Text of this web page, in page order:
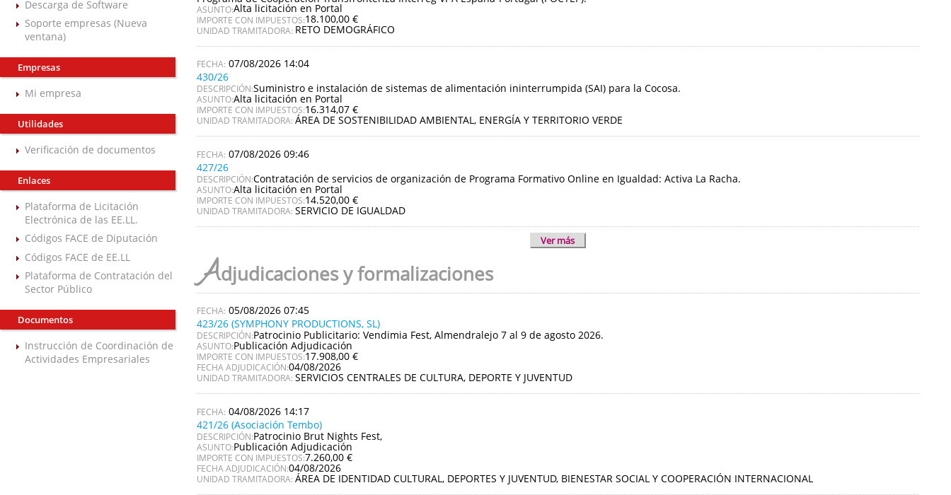
Descarga de Software
Soporte empresas (Nueva
ventana)
Empresas
Mi empresa
Utilidades
Verificación de documentos
Enlaces
Plataforma de Licitación
Electrónica de las EE.LL.
Códigos FACE de Diputación
Códigos FACE de EE.LL
Plataforma de Contratación del
Sector Público
Documentos
Instrucción de Coordinación de
Actividades Empresariales
ASUNTO:Alta licitación en Portal
IMPORTE CON IMPUESTOS:18.100,00 €
UNIDAD TRAMITADORA: RETO DEMOGRÁFICO
07/08/2026 14:04
430/26
DESCRIPCIÓN:Suministro e instalación de sistemas de alimentación ininterrumpida (SAI) para la Cocosa.
ASUNTO:Alta licitación en Portal
IMPORTE CON IMPUESTOS:16.314,07 €
UNIDAD TRAMITADORA: ÁREA DE SOSTENIBILIDAD AMBIENTAL, ENERGÍA Y TERRITORIO VERDE
07/08/2026 09:46
427/26
DESCRIPCIÓN:Contratación de servicios de organización de Programa Formativo Online en Igualdad: Activa La Racha.
ASUNTO:Alta licitación en Portal
IMPORTE CON IMPUESTOS:14.520,00 €
UNIDAD TRAMITADORA: SERVICIO DE IGUALDAD
Ver más
Adjudicaciones y formalizaciones
05/08/2026 07:45
423/26 (SYMPHONY PRODUCTIONS, SL)
DESCRIPCIÓN:Patrocinio Publicitario: Vendimia Fest, Almendralejo 7 al 9 de agosto 2026.
ASUNTO:Publicación Adjudicación
IMPORTE CON IMPUESTOS:17.908,00 €
FECHA ADJUDICACIÓN:04/08/2026
UNIDAD TRAMITADORA: SERVICIOS CENTRALES DE CULTURA, DEPORTE Y JUVENTUD
04/08/2026 14:17
421/26 (Asociación Tembo)
DESCRIPCIÓN:Patrocinio Brut Nights Fest,
ASUNTO:Publicación Adjudicación
IMPORTE CON IMPUESTOS:7.260,00 €
FECHA ADJUDICACIÓN:04/08/2026
UNIDAD TRAMITADORA: ÁREA DE IDENTIDAD CULTURAL, DEPORTES Y JUVENTUD, BIENESTAR SOCIAL Y COOPERACIÓN INTERNACIONAL